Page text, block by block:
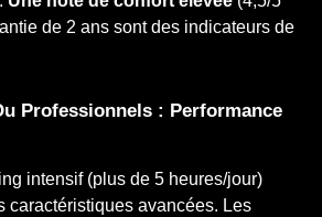
de 2 ans sont des indicateurs de
Professionnels : Performance
intensif (plus de 5 heures/jour)
caractéristiques avancées. Les